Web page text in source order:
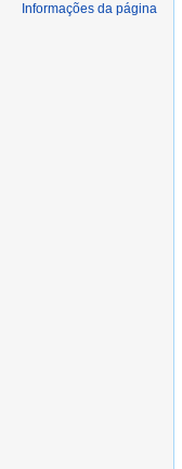
Informações da página